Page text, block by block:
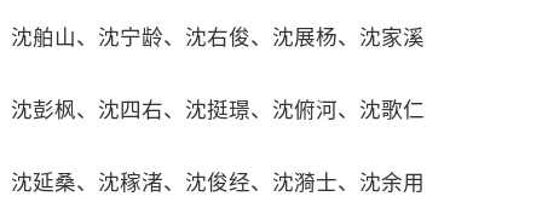
沈舶山、沈宁龄、沈右俊、沈展杨、沈家溪
沈彭枫、沈四右、沈挺璟、沈俯河、沈歌仁
沈延桑、沈稼渚、沈俊经、沈漪士、沈余用